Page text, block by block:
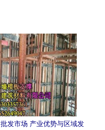
发市场 产业优势与区域发